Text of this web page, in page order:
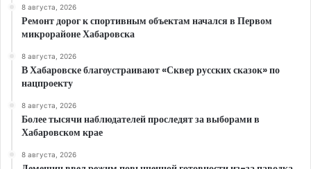
8 августа, 2026
Ремонт дорог к спортивным объектам начался в Первом
микрорайоне Хабаровска
8 августа, 2026
В Хабаровске благоустраивают «Сквер русских сказок» по
нацпроекту
8 августа, 2026
Более тысячи наблюдателей проследят за выборами в
Хабаровском крае
8 августа, 2026